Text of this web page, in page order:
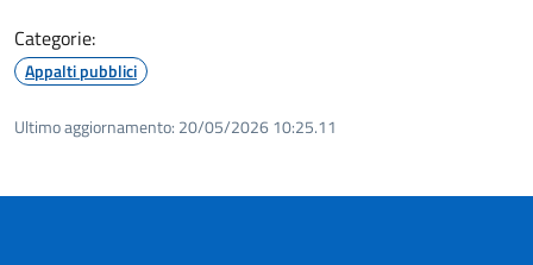
Categorie:
Appalti pubblici
Ultimo aggiornamento: 20/05/2026 10:25.11